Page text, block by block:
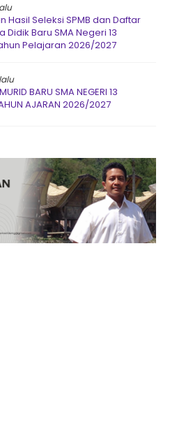
Hasil Seleksi SPMB dan Daftar
Didik Baru SMA Negeri 13
Pelajaran 2026/2027
BARU SMA NEGERI 13
AJARAN 2026/2027